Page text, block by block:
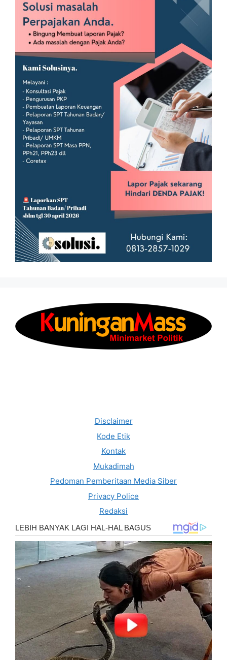
Disclaimer
Kode Etik
Kontak
Mukadimah
Pedoman Pemberitaan Media Siber
Privacy Police
Redaksi